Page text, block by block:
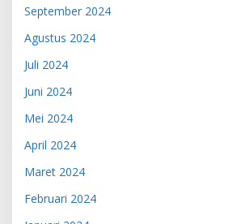
September 2024
Agustus 2024
Juli 2024
Juni 2024
Mei 2024
April 2024
Maret 2024
Februari 2024